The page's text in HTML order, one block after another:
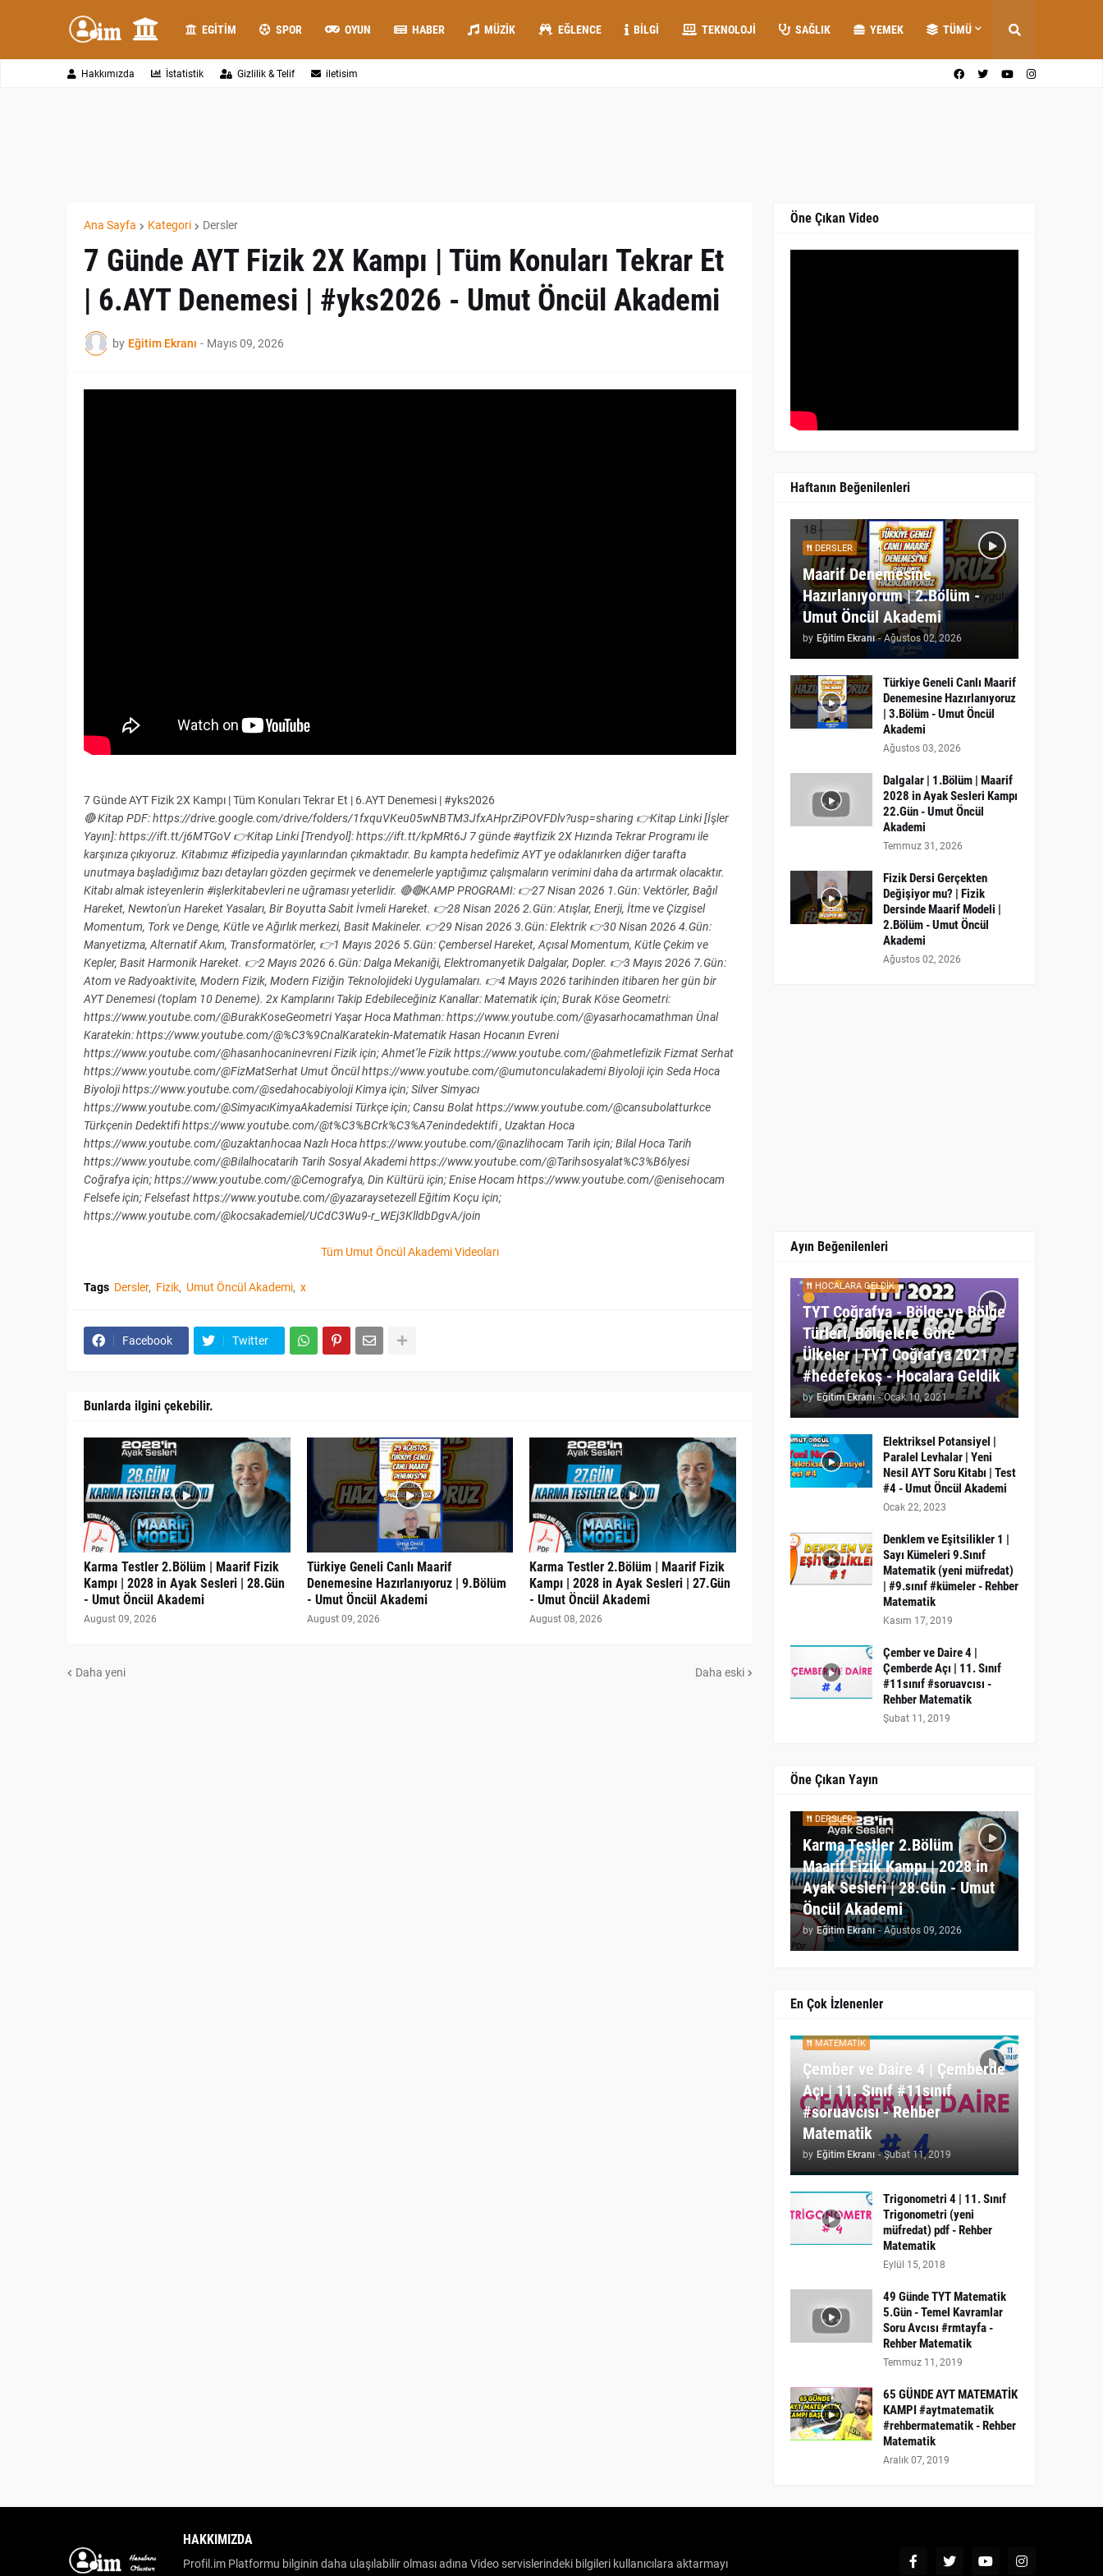
EGITIM SPOR OYUN HABER MÜZIK EĞLENCE BILGI TEKNOLOJI SAĞLIK YEMEK TÜMÜ
Hakkımızda İstatistik Gizlilik & Telif iletisim
Ana Sayfa Kategori Dersler
7 Günde AYT Fizik 2X Kampı | Tüm Konuları Tekrar Et
| 6.AYT Denemesi | #yks2026 - Umut Öncül Akademi
by Eğitim Ekranı - Mayıs 09, 2026
7 Günde AYT Fizik 2X Kampı | Tüm Konuları Tekrar Et | 6.AYT Denemesi | #yks2026
🔴 Kitap PDF: https://drive.google.com/drive/folders/1fxquVKeu05wNBTM3JfxAHprZiPOVFDlv?usp=sharing 👉Kitap Linki [İşler
Yayın]: https://ift.tt/j6MTGoV 👉Kitap Linki [Trendyol]: https://ift.tt/kpMRt6J 7 günde #aytfizik 2X Hızında Tekrar Programı ile
karşınıza çıkıyoruz. Kitabımız #fizipedia yayınlarından çıkmaktadır. Bu kampta hedefimiz AYT ye odaklanırken diğer tarafta
unutmaya başladığımız bazı detayları gözden geçirmek ve denemelerle yaptığımız çalışmaların verimini daha da artırmak olacaktır.
Kitabı almak isteyenlerin #işlerkitabevleri ne uğraması yeterlidir. 🔴🔴KAMP PROGRAMI: 👉27 Nisan 2026 1.Gün: Vektörler, Bağıl
Hareket, Newton'un Hareket Yasaları, Bir Boyutta Sabit İvmeli Hareket. 👉28 Nisan 2026 2.Gün: Atışlar, Enerji, İtme ve Çizgisel
Momentum, Tork ve Denge, Kütle ve Ağırlık merkezi, Basit Makineler. 👉29 Nisan 2026 3.Gün: Elektrik 👉30 Nisan 2026 4.Gün:
Manyetizma, Alternatif Akım, Transformatörler, 👉1 Mayıs 2026 5.Gün: Çembersel Hareket, Açısal Momentum, Kütle Çekim ve
Kepler, Basit Harmonik Hareket. 👉2 Mayıs 2026 6.Gün: Dalga Mekaniği, Elektromanyetik Dalgalar, Dopler. 👉3 Mayıs 2026 7.Gün:
Atom ve Radyoaktivite, Modern Fizik, Modern Fiziğin Teknolojideki Uygulamaları. 👉4 Mayıs 2026 tarihinden itibaren her gün bir
AYT Denemesi (toplam 10 Deneme). 2x Kamplarını Takip Edebileceğiniz Kanallar: Matematik için; Burak Köse Geometri:
https://www.youtube.com/@BurakKoseGeometri Yaşar Hoca Mathman: https://www.youtube.com/@yasarhocamathman Ünal
Karatekin: https://www.youtube.com/@%C3%9CnalKaratekin-Matematik Hasan Hocanın Evreni
https://www.youtube.com/@hasanhocaninevreni Fizik için; Ahmet’le Fizik https://www.youtube.com/@ahmetlefizik Fizmat Serhat
https://www.youtube.com/@FizMatSerhat Umut Öncül https://www.youtube.com/@umutonculakademi Biyoloji için Seda Hoca
Biyoloji https://www.youtube.com/@sedahocabiyoloji Kimya için; Silver Simyacı
https://www.youtube.com/@SimyacıKimyaAkademisi Türkçe için; Cansu Bolat https://www.youtube.com/@cansubolatturkce
Türkçenin Dedektifi https://www.youtube.com/@t%C3%BCrk%C3%A7enindedektifi , Uzaktan Hoca
https://www.youtube.com/@uzaktanhocaa Nazlı Hoca https://www.youtube.com/@nazlihocam Tarih için; Bilal Hoca Tarih
https://www.youtube.com/@Bilalhocatarih Tarih Sosyal Akademi https://www.youtube.com/@Tarihsosyalat%C3%B6lyesi
Coğrafya için; https://www.youtube.com/@Cemografya, Din Kültürü için; Enise Hocam https://www.youtube.com/@enisehocam
Felsefe için; Felsefast https://www.youtube.com/@yazaraysetezell Eğitim Koçu için;
https://www.youtube.com/@kocsakademiel/UCdC3Wu9-r_WEj3KlldbDgvA/join
Tüm Umut Öncül Akademi Videoları
Tags Dersler Fizik Umut Öncül Akademi x
Facebook Twitter
Bunlarda ilgini çekebilir.
Karma Testler 2.Bölüm | Maarif Fizik
Kampı | 2028 in Ayak Sesleri | 28.Gün
- Umut Öncül Akademi
August 09, 2026
Türkiye Geneli Canlı Maarif
Denemesine Hazırlanıyoruz | 9.Bölüm
- Umut Öncül Akademi
August 09, 2026
Karma Testler 2.Bölüm | Maarif Fizik
Kampı | 2028 in Ayak Sesleri | 27.Gün
- Umut Öncül Akademi
August 08, 2026
Daha yeni Daha eski
Öne Çıkan Video
Haftanın Beğenilenleri
DERSLER
Maarif Denemesine
Hazırlanıyorum | 2.Bölüm -
Umut Öncül Akademi
by Eğitim Ekranı - Ağustos 02, 2026
Türkiye Geneli Canlı Maarif
Denemesine Hazırlanıyoruz
| 3.Bölüm - Umut Öncül
Akademi
Ağustos 03, 2026
Dalgalar | 1.Bölüm | Maarif
2028 in Ayak Sesleri Kampı
22.Gün - Umut Öncül
Akademi
Temmuz 31, 2026
Fizik Dersi Gerçekten
Değişiyor mu? | Fizik
Dersinde Maarif Modeli |
2.Bölüm - Umut Öncül
Akademi
Ağustos 02, 2026
Ayın Beğenilenleri
HOCALARA GELDIK
TYT Coğrafya - Bölge ve Bölge
Türleri, Bölgelere Göre
Ülkeler | TYT Coğrafya 2021
#hedefekoş - Hocalara Geldik
by Eğitim Ekranı - Ocak 10, 2021
Elektriksel Potansiyel |
Paralel Levhalar | Yeni
Nesil AYT Soru Kitabı | Test
#4 - Umut Öncül Akademi
Ocak 22, 2023
Denklem ve Eşitsilikler 1 |
Sayı Kümeleri 9.Sınıf
Matematik (yeni müfredat)
| #9.sınıf #kümeler - Rehber
Matematik
Kasım 17, 2019
Çember ve Daire 4 |
Çemberde Açı | 11. Sınıf
#11sınıf #soruavcısı -
Rehber Matematik
Şubat 11, 2019
Öne Çıkan Yayın
DERSLER
Karma Testler 2.Bölüm |
Maarif Fizik Kampı | 2028 in
Ayak Sesleri | 28.Gün - Umut
Öncül Akademi
by Eğitim Ekranı - Ağustos 09, 2026
En Çok İzlenenler
MATEMATIK
Çember ve Daire 4 | Çemberde
Açı | 11. Sınıf #11sınıf
#soruavcısı - Rehber
Matematik
by Eğitim Ekranı - Şubat 11, 2019
Trigonometri 4 | 11. Sınıf
Trigonometri (yeni
müfredat) pdf - Rehber
Matematik
Eylül 15, 2018
49 Günde TYT Matematik
5.Gün - Temel Kavramlar
Soru Avcısı #rmtayfa -
Rehber Matematik
Temmuz 11, 2019
65 GÜNDE AYT MATEMATİK
KAMPI #aytmatematik
#rehbermatematik - Rehber
Matematik
Aralık 07, 2019
HAKKIMIZDA
Profil.im Platformu bilginin daha ulaşılabilir olması adına Video servislerindeki bilgileri kullanıcılara aktarmayı